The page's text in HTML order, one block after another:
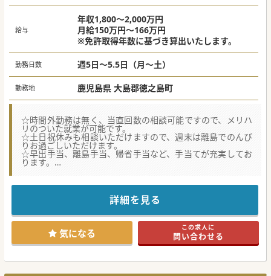
給与
年収1,800～2,000万円
月給150万円～166万円
※免許取得年数に基づき算出いたします。
勤務日数 週5日～5.5日（月～土）
勤務地 鹿児島県 大島郡徳之島町
☆時間外勤務は無く、当直回数の相談可能ですので、メリハ
リのついた就業が可能です。
☆土日祝休みも相談いただけますので、週末は離島でのんび
りお過ごしいただけます。
☆早出手当、離島手当、帰省手当など、手当てが充実してお
ります。
大島郡の医療を支える、病床200床規模の病院です。
島の救急体制を 守り地域医療に貢献いただける仲間を募集し
離島医療に興味がある方からのご応募、お待ちしておりま
す。
#年度内入職可 #秋入職可
詳細を見る
気になる この求人に
問い合わせる